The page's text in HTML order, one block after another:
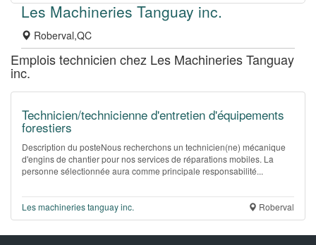
Les Machineries Tanguay inc.
Roberval,QC
Emplois technicien chez Les Machineries Tanguay
inc.
Technicien/technicienne d'entretien d'équipements
forestiers
Description du posteNous recherchons un technicien(ne) mécanique
d'engins de chantier pour nos services de réparations mobiles. La
personne sélectionnée aura comme principale responsabilité...
Les machineries tanguay inc. Roberval